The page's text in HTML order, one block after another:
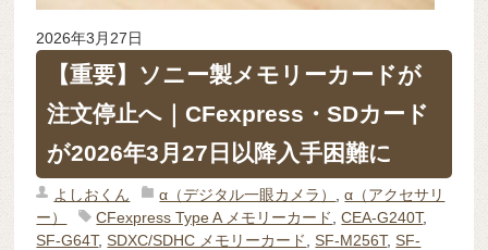
2026年3月27日
【重要】ソニー製メモリーカードが
注文停止へ｜CFexpress・SDカード
が2026年3月27日以降入手困難に
よしおくん α（デジタル一眼カメラ） ,α（アクセサリ
ー）
CFexpress Type A メモリーカード ,CEA-G240T,
SF-G64T,SDXC/SDHC メモリーカード ,SF-M256T,SF-